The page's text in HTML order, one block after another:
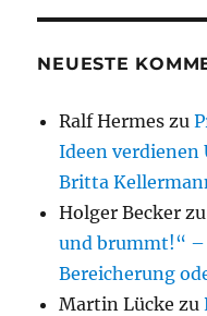
NEUESTE
Ralf Hermes zu
Ideen
Britta
Holger Becker
und brummt!“
Bereicherung
Martin Lücke zu